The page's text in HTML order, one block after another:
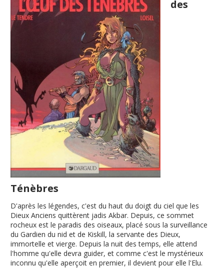
des
Ténèbres
D'après les légendes, c'est du haut du doigt du ciel que les
Dieux Anciens quittèrent jadis Akbar. Depuis, ce sommet
rocheux est le paradis des oiseaux, placé sous la surveillance
du Gardien du nid et de Kiskill, la servante des Dieux,
immortelle et vierge. Depuis la nuit des temps, elle attend
l'homme qu'elle devra guider, et comme c'est le mystérieux
inconnu qu'elle aperçoit en premier, il devient pour elle l'Elu.